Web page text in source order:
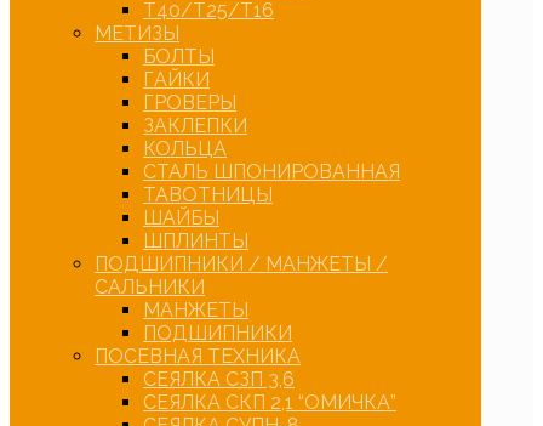
Т40/Т25/Т16
МЕТИЗЫ
БОЛТЫ
ГАЙКИ
ГРОВЕРЫ
ЗАКЛЕПКИ
КОЛЬЦА
СТАЛЬ ШПОНИРОВАННАЯ
ТАВОТНИЦЫ
ШАЙБЫ
ШПЛИНТЫ
ПОДШИПНИКИ / МАНЖЕТЫ /
САЛЬНИКИ
МАНЖЕТЫ
ПОДШИПНИКИ
ПОСЕВНАЯ ТЕХНИКА
СЕЯЛКА СЗП 3,6
СЕЯЛКА СКП 2,1 “ОМИЧКА”